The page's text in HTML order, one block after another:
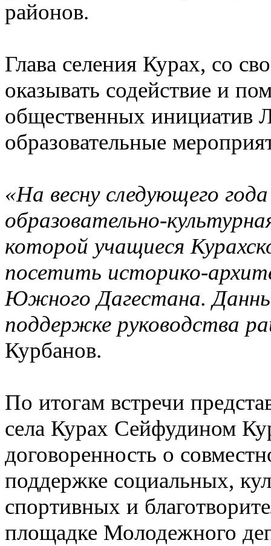
районов.
Глава селения Курах, со
оказывать содействие и
общественных инициатив
образовательные
«На весну следующего
образовательно-
которой учащиеся
посетить историко-
Южного Дагестана.
поддержке руководства
Курбанов.
По итогам встречи
села Курах Сейфудином
договоренность о
поддержке социальных,
спортивных и
площадке Молодежного